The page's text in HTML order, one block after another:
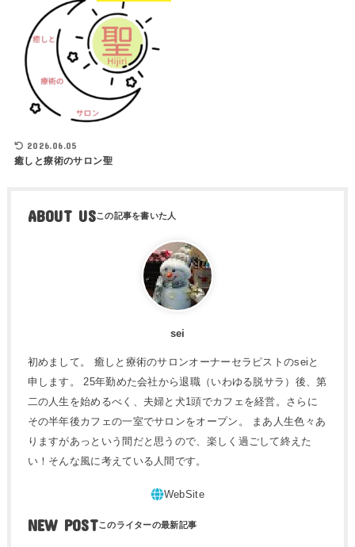
2026.06.05
癒しと療術のサロン聖
ABOUT US
sei
初めまして。 癒しと療術のサロンオーナーセラピストのseiと
申します。 25年勤めた会社から退職（いわゆる脱サラ）後、第
二の人生を始めるべく、夫婦と犬1頭でカフェを経営。さらに
その半年後カフェの一室でサロンをオープン。 まあ人生色々あ
りますがあっという間だと思うので、楽しく過ごして終えた
い！そんな風に考えている人間です。
NEW POST